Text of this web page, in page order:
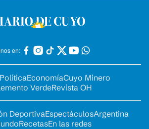
en:
PolíticaEconomíaCuyo Minero
VerdeRevista OH
DeportivaEspectáculosArgentina
RecetasEn las redes